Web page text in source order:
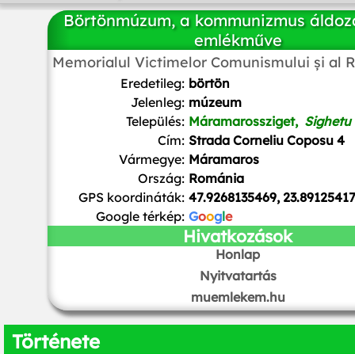
Börtönmúzum, a kommunizmus
emlékműve
Memorialul Victimelor Comunismului și al
Sunion at Hungarian Wikipedia,CC BY-SA 2.5, via Wikimedia
Eredetileg: börtön
Jelenleg: múzeum
Település: Máramarossziget,
Cím: Strada Corneliu Coposu 4
Vármegye: Máramaros
Ország: Románia
GPS koordináták: 47.9268135469,
Google térkép: Google
Hivatkozások
Honlap
Nyitvatartás
muemlekem.hu
Története